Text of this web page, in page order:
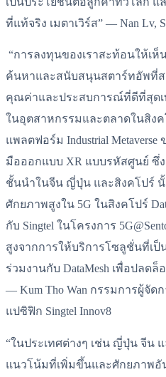
ที่แท้จริง เมตาเวิร์ส” — Nan Lv,
“การลงทุนของเราสะท้อนให้เ
ค้นหาและสนับสนุนสตาร์ทอัพที่ส
คุณค่าและประสบการณ์ที่ดีที่สุดเ
ในอุตสาหกรรมและตลาดในสิง
แพลตฟอร์ม Industrial Metaverse
มือออกแบบ XR แบบรหัสศูนย์ ซึ่
ชั้นนำในจีน ญี่ปุ่น และสิงคโปร์
ศักยภาพสูงใน 5G ในสิงคโปร์
กับ Singtel ในโครงการ
สูงจากการให้บริการโซลูชั่นที่เป็
ร่วมงานกับ DataMesh เพื่อปลด
— Kum Tho Wan กรรมการผู้จัด
แปซิฟิก Singtel Innov8
“ในประเทศต่างๆ เช่น ญี่ปุ่น จีน
แนวโน้มที่เพิ่มขึ้นและศักยภาพอั